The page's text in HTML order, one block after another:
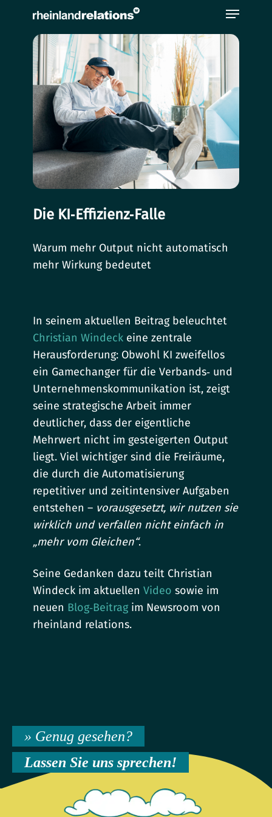
beachten
Zugänglichkeitssystem
verwendet.
Die KI‑Effizienz‑Falle
Warum mehr Output nicht automatisch
mehr Wirkung bedeutet
In seinem aktuellen Beitrag beleuchtet
Christian Windeck eine zentrale
Herausforderung: Obwohl KI zweifellos
ein Gamechanger für die Verbands‑ und
Unternehmenskommunikation ist, zeigt
seine strategische Arbeit immer
deutlicher, dass der eigentliche
Mehrwert nicht im gesteigerten Output
liegt. Viel wichtiger sind die Freiräume,
die durch die Automatisierung
repetitiver und zeitintensiver Aufgaben
entstehen – vorausgesetzt, wir nutzen sie
wirklich und verfallen nicht einfach in
„mehr vom Gleichen“.
Seine Gedanken dazu teilt Christian
Windeck im aktuellenVideo sowie im
neuen Blog‑Beitragim Newsroom von
rheinland relations.
» Genug gesehen?
Lassen Sie uns sprechen!